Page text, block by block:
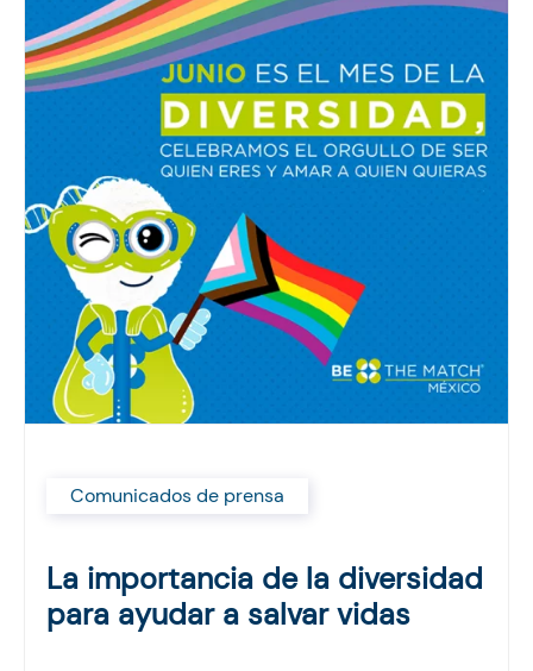
Comunicados de prensa
La importancia de la diversidad
para ayudar a salvar vidas